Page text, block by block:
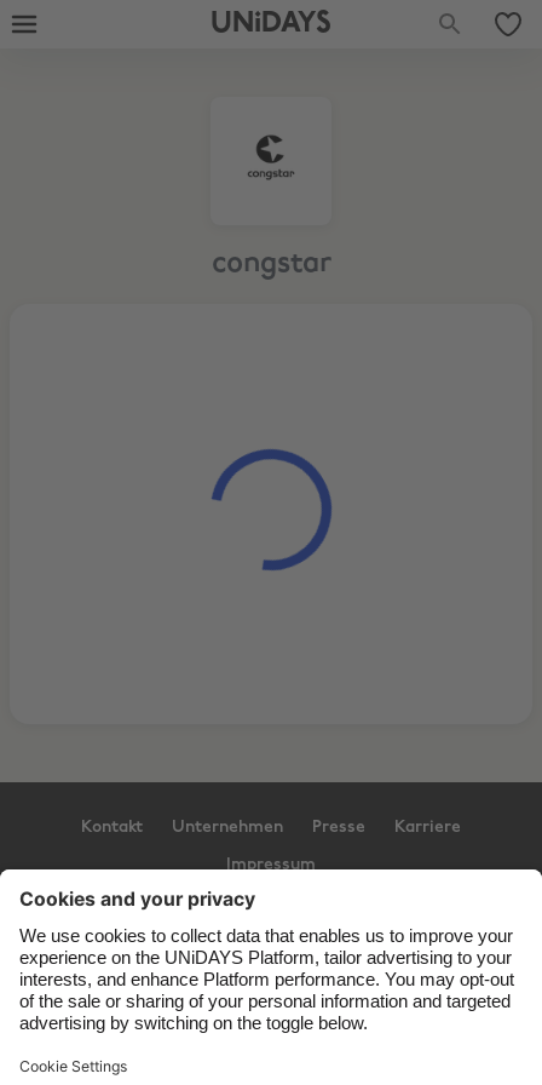
UNiDAYS
congstar
Kontakt Unternehmen Presse Karriere
Impressum